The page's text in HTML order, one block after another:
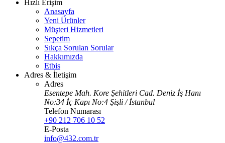
Hızlı Erişim
Anasayfa
Yeni Ürünler
Müşteri Hizmetleri
Sepetim
Sıkça Sorulan Sorular
Hakkımızda
Etbis
Adres & İletişim
Adres
Esentepe Mah. Kore Şehitleri Cad. Deniz İş Hanı
No:34 İç Kapı No:4 Şişli / İstanbul
Telefon Numarası
+90 212 706 10 52
E-Posta
info@432.com.tr